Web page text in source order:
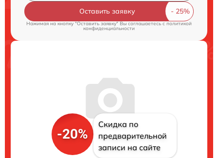
Оставить заявку
Нажимая на кнопку "Оставить заявку" Вы соглашаетесь cполитикой
конфиденциальности
-20%
Скидка по
предварительной
записи на сайте